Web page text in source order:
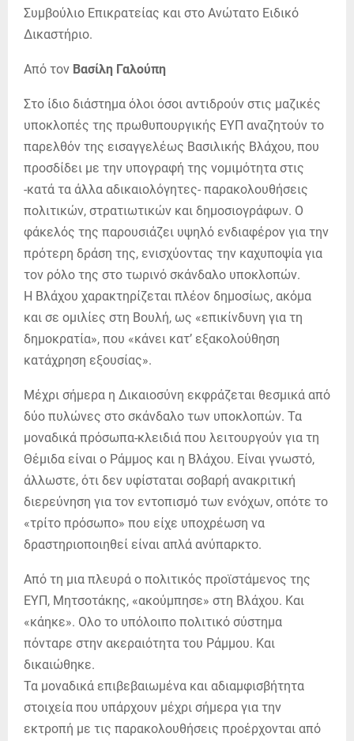
Συμβούλιο Επικρατείας και στο Ανώτατο Ειδικό
Δικαστήριο.
Από τον Βασίλη Γαλούπη
Στο ίδιο διάστημα όλοι όσοι αντιδρούν στις μαζικές
υποκλοπές της πρωθυπουργικής ΕΥΠ αναζητούν το
παρελθόν της εισαγγελέως Βασιλικής Βλάχου, που
προσδίδει με την υπογραφή της νομιμότητα στις
-κατά τα άλλα αδικαιολόγητες- παρακολουθήσεις
πολιτικών, στρατιωτικών και δημοσιογράφων. Ο
φάκελός της παρουσιάζει υψηλό ενδιαφέρον για την
πρότερη δράση της, ενισχύοντας την καχυποψία για
τον ρόλο της στο τωρινό σκάνδαλο υποκλοπών.
Η Βλάχου χαρακτηρίζεται πλέον δημοσίως, ακόμα
και σε ομιλίες στη Βουλή, ως «επικίνδυνη για τη
δημοκρατία», που «κάνει κατ’ εξακολούθηση
κατάχρηση εξουσίας».
Μέχρι σήμερα η Δικαιοσύνη εκφράζεται θεσμικά από
δύο πυλώνες στο σκάνδαλο των υποκλοπών. Τα
μοναδικά πρόσωπα-κλειδιά που λειτουργούν για τη
Θέμιδα είναι ο Ράμμος και η Βλάχου. Είναι γνωστό,
άλλωστε, ότι δεν υφίσταται σοβαρή ανακριτική
διερεύνηση για τον εντοπισμό των ενόχων, οπότε το
«τρίτο πρόσωπο» που είχε υποχρέωση να
δραστηριοποιηθεί είναι απλά ανύπαρκτο.
Από τη μια πλευρά ο πολιτικός προϊστάμενος της
ΕΥΠ, Μητσοτάκης, «ακούμπησε» στη Βλάχου. Και
«κάηκε». Ολο το υπόλοιπο πολιτικό σύστημα
πόνταρε στην ακεραιότητα του Ράμμου. Και
δικαιώθηκε.
Τα μοναδικά επιβεβαιωμένα και αδιαμφισβήτητα
στοιχεία που υπάρχουν μέχρι σήμερα για την
εκτροπή με τις παρακολουθήσεις προέρχονται από